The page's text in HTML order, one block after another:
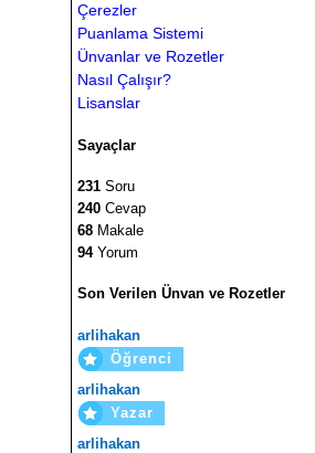
Çerezler
Puanlama Sistemi
Ünvanlar ve Rozetler
Nasıl Çalışır?
Lisanslar
Sayaçlar
231 Soru
240 Cevap
68 Makale
94Yorum
Son Verilen Ünvan ve Rozetler
arlihakan
Öğrenci
arlihakan
Yazar
arlihakan